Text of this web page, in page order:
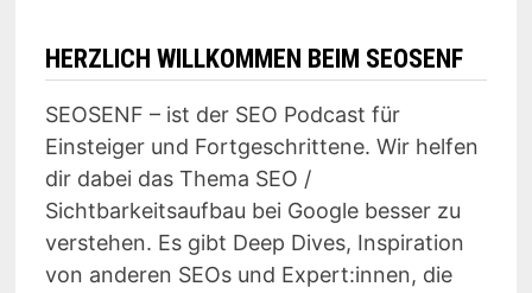
HERZLICH WILLKOMMEN BEIM SEOSENF
SEOSENF – ist der SEO Podcast für
Einsteiger und Fortgeschrittene. Wir helfen
dir dabei das Thema SEO /
Sichtbarkeitsaufbau bei Google besser zu
verstehen. Es gibt Deep Dives, Inspiration
von anderen SEOs und Expert:innen, die